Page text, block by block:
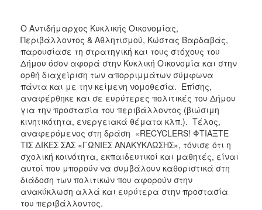
Ο Αντιδήμαρχος Κυκλικής Οικονομίας,
Περιβάλλοντος & Αθλητισμού, Κώστας Βαρδαβάς,
παρουσίασε τη στρατηγική και τους στόχους του
Δήμου όσον αφορά στην Κυκλική Οικονομία και στην
ορθή διαχείριση των απορριμμάτων σύμφωνα
πάντα και με την κείμενη νομοθεσία. Επίσης,
αναφέρθηκε και σε ευρύτερες πολιτικές του Δήμου
για την προστασία του περιβάλλοντος (βιώσιμη
κινητικότητα, ενεργειακά θέματα κλπ.). Τέλος,
αναφερόμενος στη δράση «RECYCLERS! ΦΤΙΑΞΤΕ
ΤΙΣ ΔΙΚΕΣ ΣΑΣ «ΓΩΝΙΕΣ ΑΝΑΚΥΚΛΩΣΗΣ», τόνισε ότι η
σχολική κοινότητα, εκπαιδευτικοί και μαθητές, είναι
αυτοί που μπορούν να συμβάλουν καθοριστικά στη
διάδοση των πολιτικών που αφορούν στην
ανακύκλωση αλλά και ευρύτερα στην προστασία
του περιβάλλοντος.